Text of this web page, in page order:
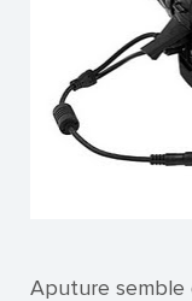
Aputure semble